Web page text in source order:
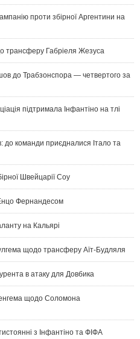
проти збірної Аргентини на
трансферу Габріеля Жезуса
до Трабзонспора — четвертого за
підтримала Інфантіно на тлі
до команди приєдналися Італо та
Швейцарії Соу
Фернандесом
на Кальярі
щодо трансферу Аїт-Будляля
в атаку для Довбика
щодо Соломона
з Інфантіно та ФІФА